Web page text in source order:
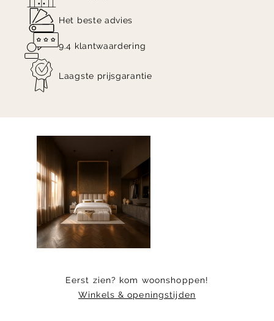
Het beste advies
9.4 klantwaardering
Laagste prijsgarantie
Eerst zien? kom woonshoppen!
Winkels & openingstijden